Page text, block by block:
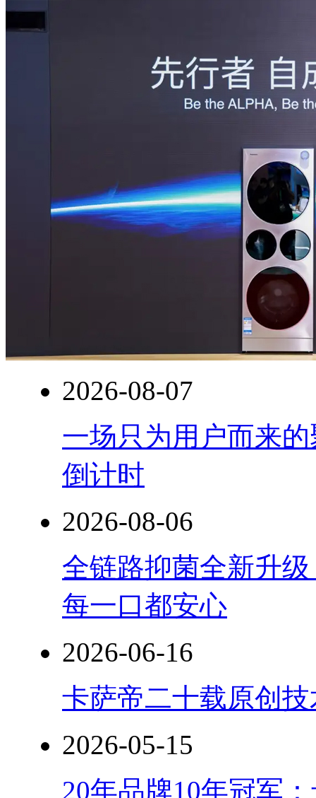
2026-08-07
一场只为用户而来
倒计时
2026-08-06
全链路抑菌全新升
每一口都安心
2026-06-16
卡萨帝二十载原创
2026-05-15
20年品牌10年冠军